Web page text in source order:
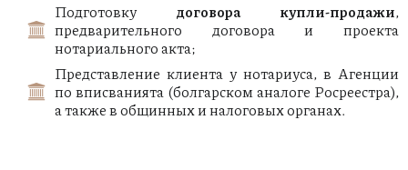
Подготовку договора купли-продажи,
предварительного договора и проекта
нотариального акта;
Представление клиента у нотариуса, в Агенции
по вписванията (болгарском аналоге Росреестра),
а также в общинных и налоговых органах.